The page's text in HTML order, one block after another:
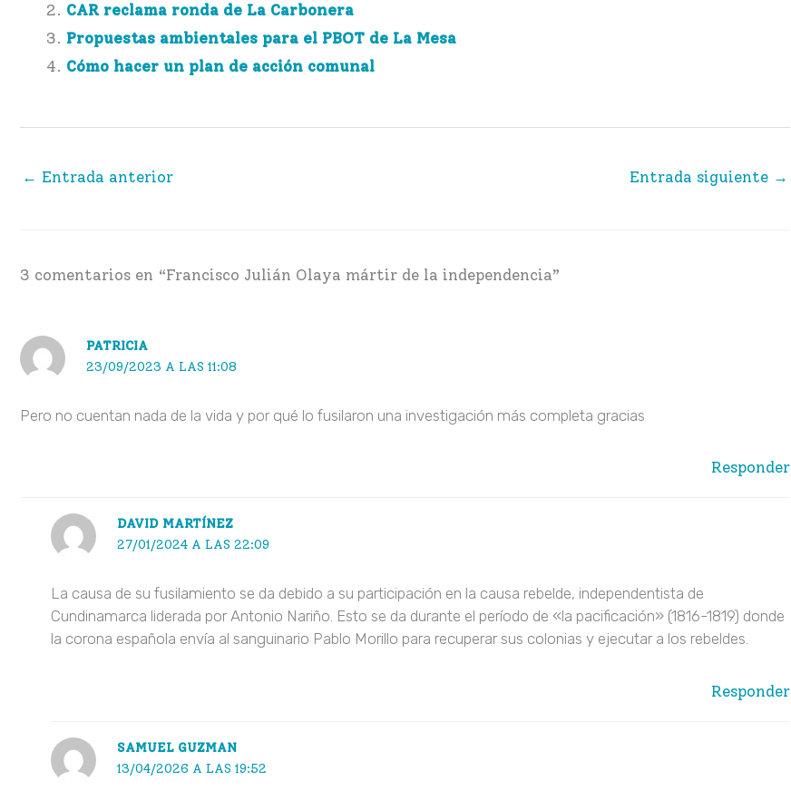
CAR reclama ronda de La Carbonera
Propuestas ambientales para el PBOT de La Mesa
Cómo hacer un plan de acción comunal
← Entrada anterior Entrada siguiente →
3 comentarios en “Francisco Julián Olaya mártir de la independencia”
PATRICIA
23/09/2023 A LAS 11:08
Pero no cuentan nada de la vida y por qué lo fusilaron una investigación más completa gracias
Responder
DAVID MARTÍNEZ
27/01/2024 A LAS 22:09
La causa de su fusilamiento se da debido a su participación en la causa rebelde, independentista de
Cundinamarca liderada por Antonio Nariño. Esto se da durante el período de «la pacificación» (1816-1819) donde
la corona española envía al sanguinario Pablo Morillo para recuperar sus colonias y ejecutar a los rebeldes.
Responder
SAMUEL GUZMAN
13/04/2026 A LAS 19:52